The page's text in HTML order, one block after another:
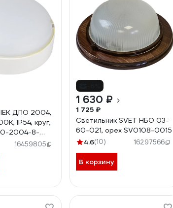
ДПО 2004,
IP54, круг,
2004-8-
16459805
1 630 ₽
1 725 ₽
Светильник SVET НБО 03-
60-021, орех SV0108-0015
4.6(10) 16297566
В корзину